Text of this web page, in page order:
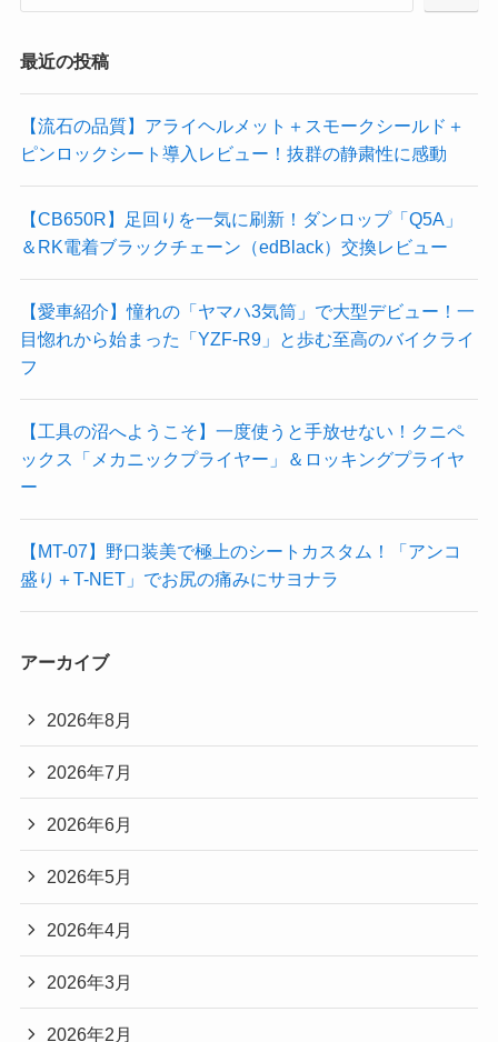
最近の投稿
【流石の品質】アライヘルメット＋スモークシールド＋
ピンロックシート導入レビュー！抜群の静粛性に感動
【CB650R】足回りを一気に刷新！ダンロップ「Q5A」
＆RK電着ブラックチェーン（edBlack）交換レビュー
【愛車紹介】憧れの「ヤマハ3気筒」で大型デビュー！一
目惚れから始まった「YZF-R9」と歩む至高のバイクライ
フ
【工具の沼へようこそ】一度使うと手放せない！クニペ
ックス「メカニックプライヤー」＆ロッキングプライヤ
ー
【MT-07】野口装美で極上のシートカスタム！「アンコ
盛り＋T-NET」でお尻の痛みにサヨナラ
アーカイブ
2026年8月
2026年7月
2026年6月
2026年5月
2026年4月
2026年3月
2026年2月